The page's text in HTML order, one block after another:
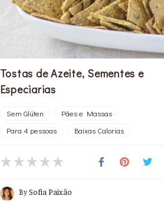
Tostas de Azeite, Sementes e
Especiarias
Sem Glúten
Pães e Massas
Para 4 pessoas
Baixas Calorias
BySofia Paixão